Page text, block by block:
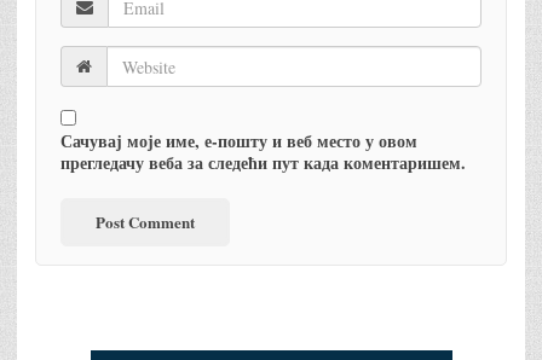
Сачувај моје име, е-пошту и веб место у овом
прегледачу веба за следећи пут када коментаришем.